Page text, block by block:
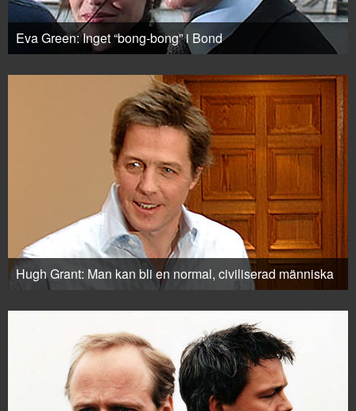
Eva Green: Inget “bong-bong” i Bond
Hugh Grant: Man kan bli en normal, civiliserad människa